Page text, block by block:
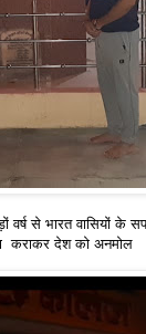
से भारत वासियों के
कराकर देश को अनमोल